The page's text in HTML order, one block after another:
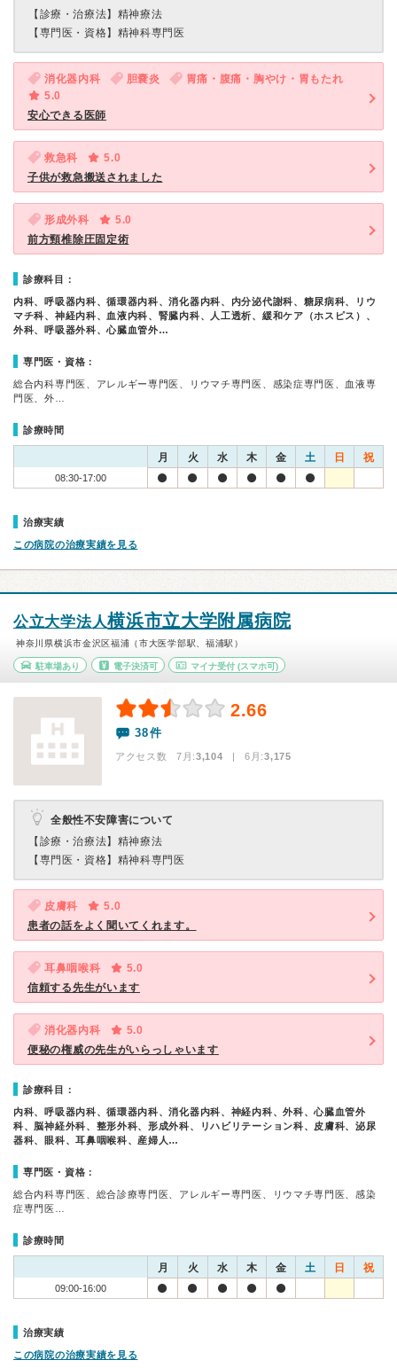
【診療・治療法】 精神療法
【専門医・資格】 精神科専門医
消化器内科 胆嚢炎
胃痛・腹痛・胸やけ・胃もたれ
5.0
安心できる医師
救急科
5.0
子供が救急搬送されました
形成外科
5.0
前方頸椎除圧固定術
診療科目：
内科、呼吸器内科、循環器内科、消化器内科、内分泌代謝科、糖尿病科、リウ
マチ科、神経内科、血液内科、腎臓内科、人工透析、緩和ケア（ホスピス）、
外科、呼吸器外科、心臓血管外…
専門医・資格：
総合内科専門医、アレルギー専門医、リウマチ専門医、感染症専門医、血液専
門医、外…
診療時間
月 火 水 木 金 土 日 祝
08:30-17:00
治療実績
この病院の治療実績を見る
公立大学法人横浜市立大学附属病院
神奈川県横浜市金沢区福浦（市大医学部駅、福浦駅）
駐車場あり 電子決済可 マイナ受付 (スマホ可)
2.66
38件
アクセス数 7月:3,104 | 6月:3,175
全般性不安障害について
【診療・治療法】 精神療法
【専門医・資格】 精神科専門医
皮膚科
5.0
患者の話をよく聞いてくれます。
耳鼻咽喉科
5.0
信頼する先生がいます
消化器内科
5.0
便秘の権威の先生がいらっしゃいます
診療科目：
内科、呼吸器内科、循環器内科、消化器内科、神経内科、外科、心臓血管外
科、脳神経外科、整形外科、形成外科、リハビリテーション科、皮膚科、泌尿
器科、眼科、耳鼻咽喉科、産婦人…
専門医・資格：
総合内科専門医、総合診療専門医、アレルギー専門医、リウマチ専門医、感染
症専門医…
診療時間
月 火 水 木 金 土 日 祝
09:00-16:00
治療実績
この病院の治療実績を見る